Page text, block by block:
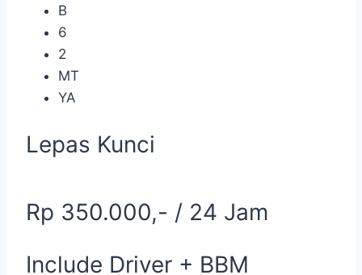
B
6
2
MT
YA
Lepas Kunci
Rp 350.000,- / 24 Jam
Include Driver + BBM